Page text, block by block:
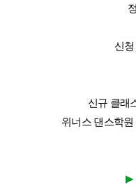
신
신규 클래
위너스 댄스학
▶